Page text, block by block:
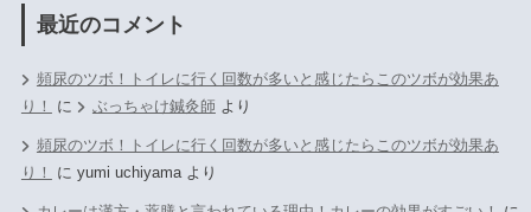
最近のコメント
頻尿のツボ！トイレに行く回数が多いと感じたらこのツボが効果あ
り！
に ぶっちゃけ鍼灸師 より
頻尿のツボ！トイレに行く回数が多いと感じたらこのツボが効果あ
り！
に yumi uchiyamaより